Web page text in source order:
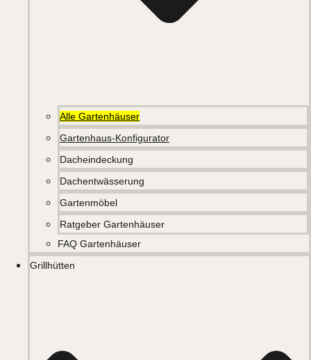
Alle Gartenhäuser
Gartenhaus-Konfigurator
Dacheindeckung
Dachentwässerung
Gartenmöbel
Ratgeber Gartenhäuser
FAQ Gartenhäuser
Grillhütten